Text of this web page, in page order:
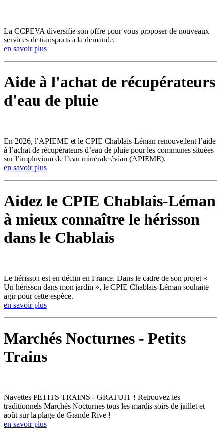
La CCPEVA diversifie son offre pour vous proposer de nouveaux
services de transports à la demande.
en savoir plus
Aide à l'achat de récupérateurs
d'eau de pluie
En 2026, l’APIEME et le CPIE Chablais-Léman renouvellent l’aide
à l’achat de récupérateurs d’eau de pluie pour les communes situées
sur l’impluvium de l’eau minérale évian (APIEME).
en savoir plus
Aidez le CPIE Chablais-Léman
à mieux connaître le hérisson
dans le Chablais
Le hérisson est en déclin en France. Dans le cadre de son projet «
Un hérisson dans mon jardin », le CPIE Chablais-Léman souhaite
agir pour cette espèce.
en savoir plus
Marchés Nocturnes - Petits
Trains
Navettes PETITS TRAINS - GRATUIT ! Retrouvez les
traditionnels Marchés Nocturnes tous les mardis soirs de juillet et
août sur la plage de Grande Rive !
en savoir plus